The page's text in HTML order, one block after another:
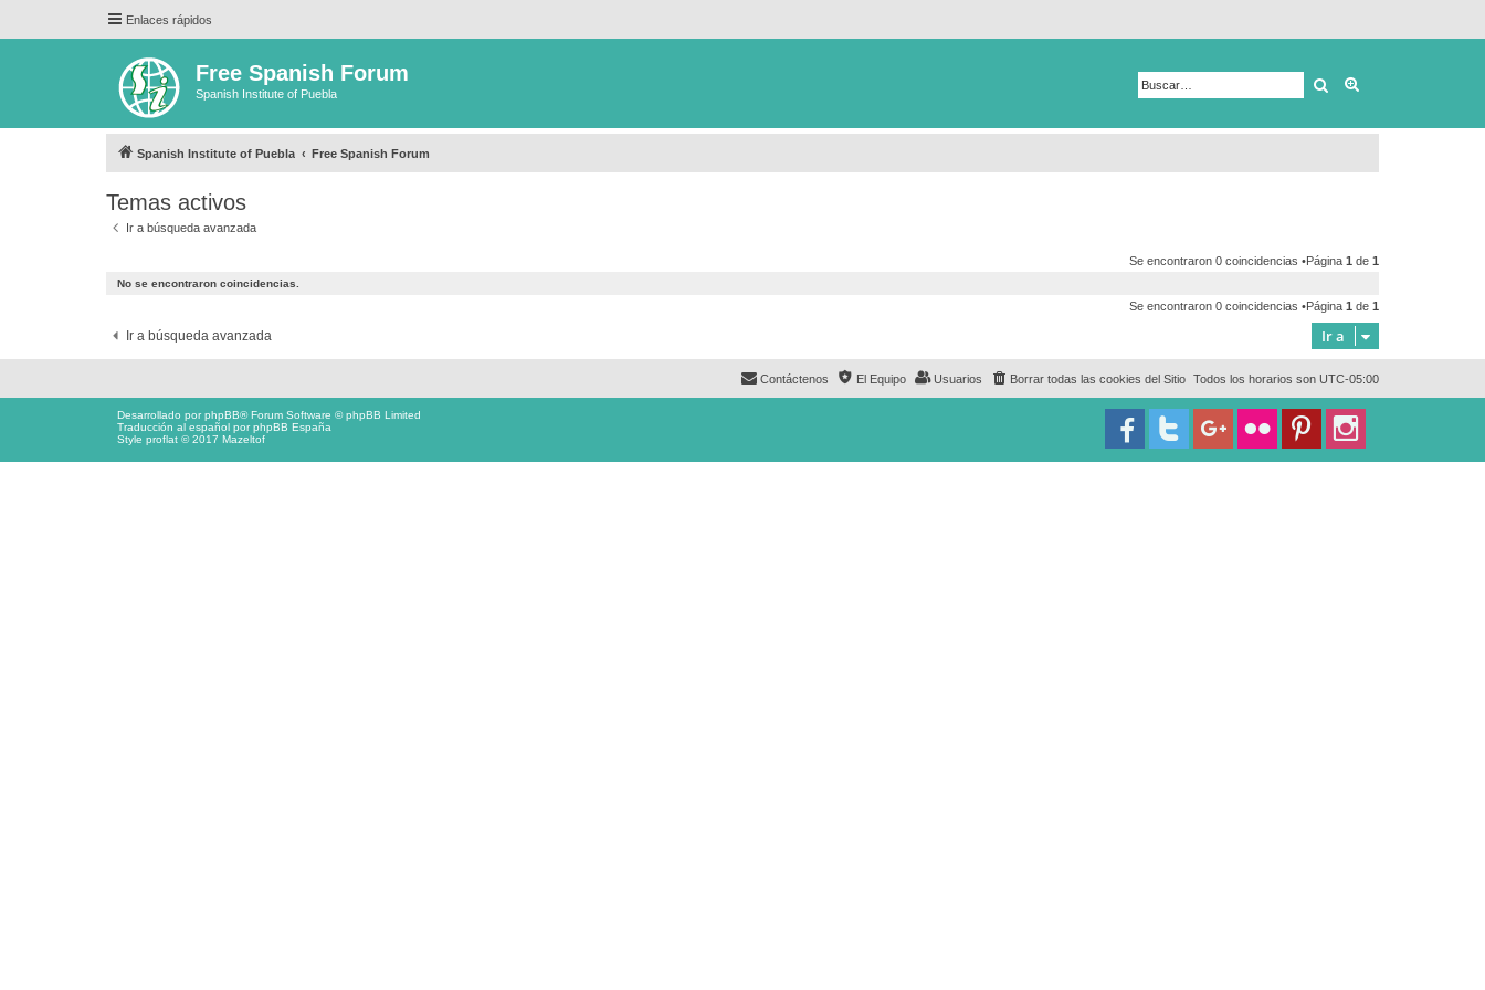
Enlaces rápidos
Free Spanish Forum
Spanish Institute of Puebla Buscar
Spanish Institute of Puebla Free Spanish Forum
Temas activos
Ir a búsqueda avanzada
Se encontraron 0 coincidencias •Página 1 de 1
No se encontraron coincidencias.
Se encontraron 0 coincidencias •Página 1 de 1
Ir a búsqueda avanzada Ir a
Todos los horarios son UTC-05:00
Borrar todas las cookies del Sitio
Usuarios
El Equipo
Contáctenos
Desarrollado porphpBB® Forum Software © phpBB Limited
Traducción al español porphpBB España
Style proflat © 2017 Mazeltof